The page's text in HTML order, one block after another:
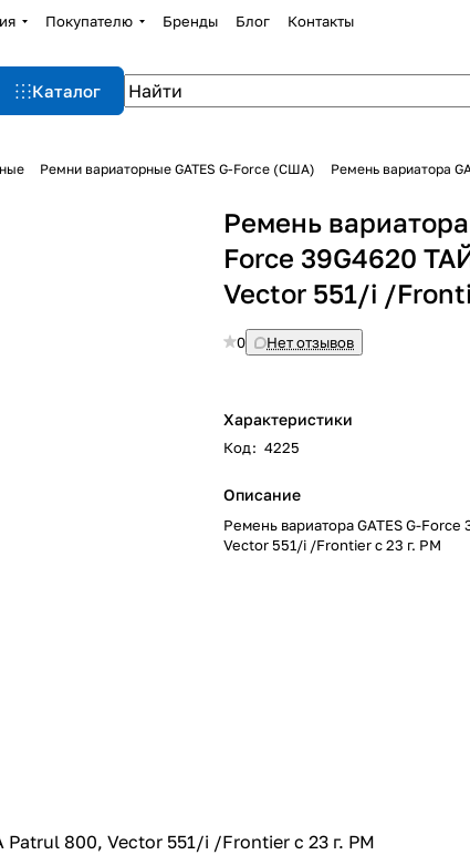
Покупателю Бренды Блог Контакты
Каталог
Ремни вариаторные GATES G-Force (США) Ремень вариатора
Ремень вариатора
Force 39G4620
Vector 551/i /
0 Нет отзывов
Характеристики
Код: 4225
Описание
Ремень вариатора GATES G-
Vector 551/i /Frontier с 23 г. РМ
Patrul 800, Vector 551/i /Frontier с 23 г. РМ